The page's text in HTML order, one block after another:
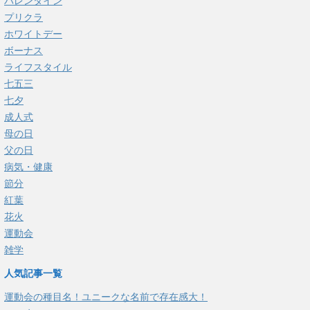
プリクラ
ホワイトデー
ボーナス
ライフスタイル
七五三
七夕
成人式
母の日
父の日
病気・健康
節分
紅葉
花火
運動会
雑学
人気記事一覧
運動会の種目名！ユニークな名前で存在感大！